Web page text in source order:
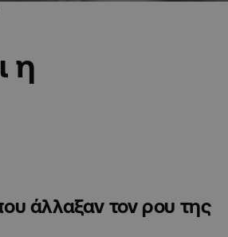
η
άλλαξαν τον ρου της